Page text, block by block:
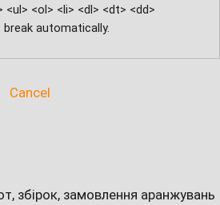
<ol> <li> <dl> <dt> <dd>
break automatically.
Cancel
збірок, замовлення аранжувань